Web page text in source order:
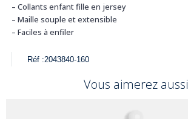
– Collants enfant fille en jersey
– Maille souple et extensible
– Faciles à enfiler
Réf :2043840-160
Vous aimerez aussi